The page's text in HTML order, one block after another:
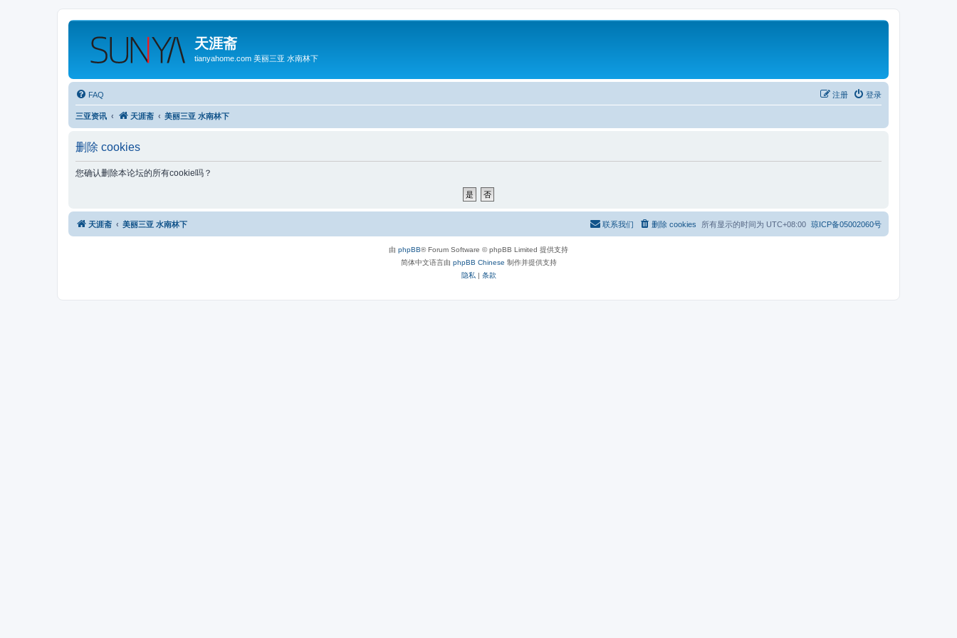
天涯斋
tianyahome.com 美丽三亚 水南林下
FAQ 登录
注册
三亚资讯 天涯斋 美丽三亚 水南林下
删除 cookies
您确认删除本论坛的所有cookie吗？
天涯斋 美丽三亚 水南林下 琼ICP备05002060号
所有显示的时间为 UTC+08:00
删除 cookies
联系我们
由 phpBB® Forum Software © phpBB Limited 提供支持
简体中文语言由 phpBB Chinese 制作并提供支持
隐私 | 条款